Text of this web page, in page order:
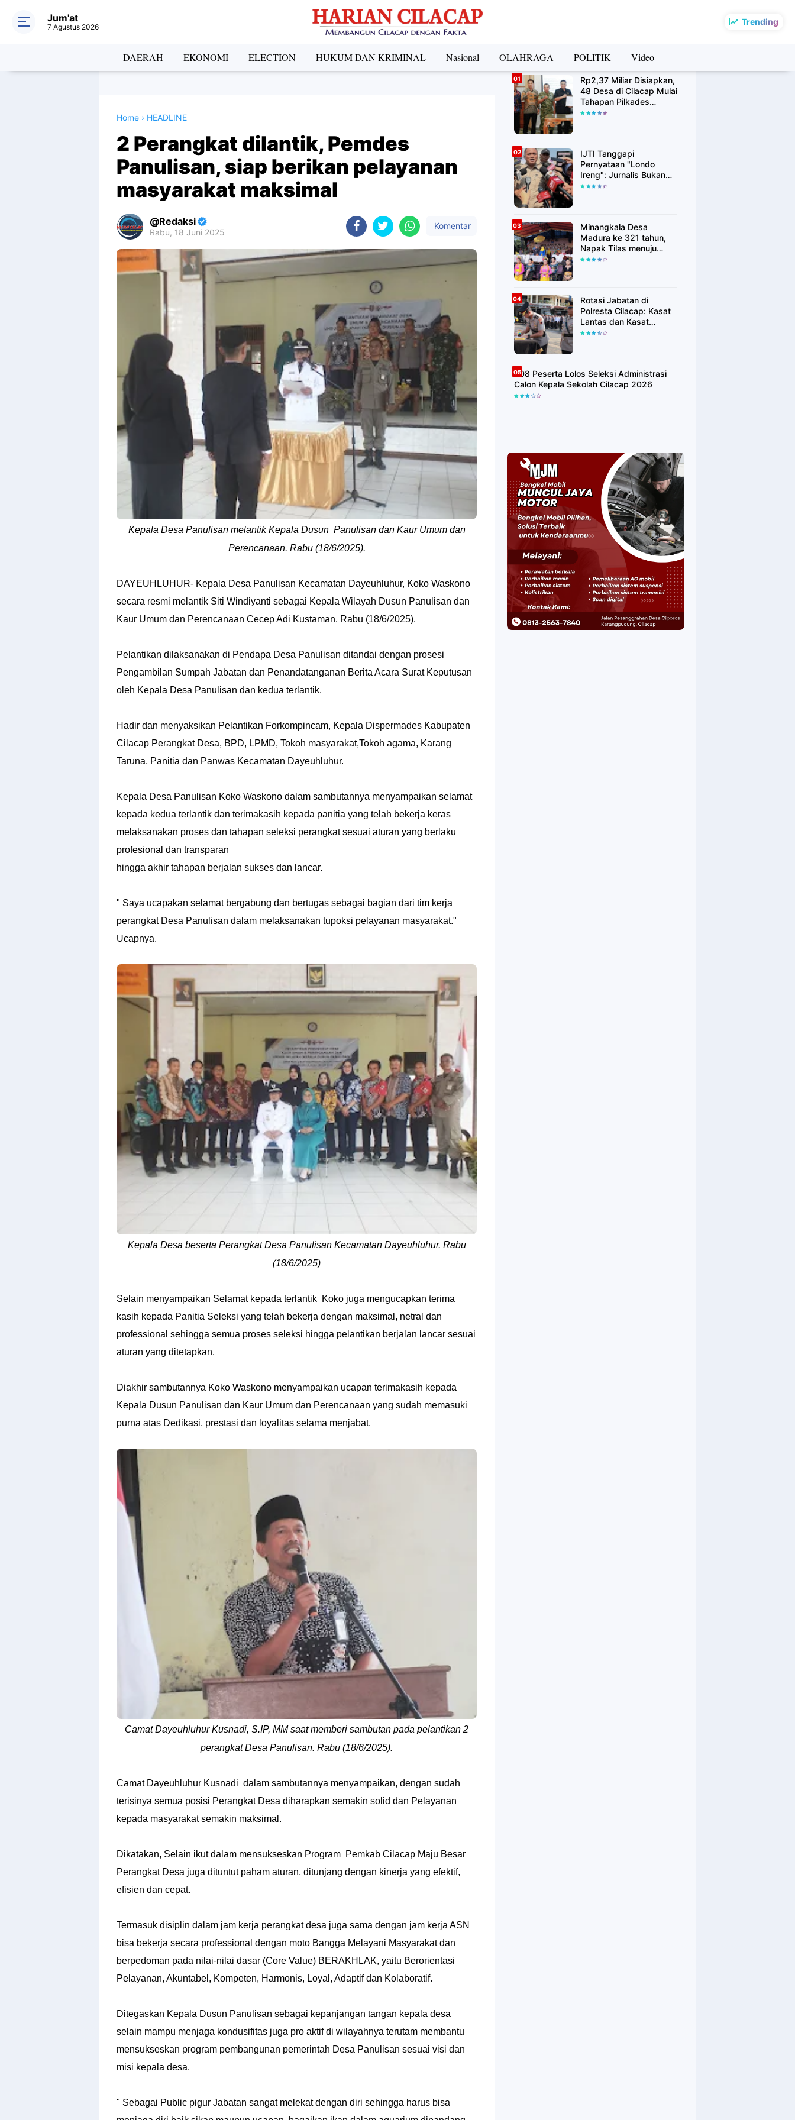
Trending
Jum'at
7 Agustus 2026
DAERAH EKONOMI ELECTION HUKUM DAN KRIMINAL Nasional OLAHRAGA POLITIK Video
Home › HEADLINE
2 Perangkat dilantik, Pemdes
Panulisan, siap berikan pelayanan
masyarakat maksimal
Redaksi
Rabu, 18 Juni 2025
Komentar
Premium
Raushan
Kepala Desa Panulisan melantik Kepala Dusun Panulisan dan Kaur Umum dan
Perencanaan. Rabu (18/6/2025).
DAYEUHLUHUR- Kepala Desa Panulisan Kecamatan Dayeuhluhur, Koko Waskono
secara resmi melantik Siti Windiyanti sebagai Kepala Wilayah Dusun Panulisan dan
Kaur Umum dan Perencanaan Cecep Adi Kustaman. Rabu (18/6/2025).
Pelantikan dilaksanakan di Pendapa Desa Panulisan ditandai dengan prosesi
Pengambilan Sumpah Jabatan dan Penandatanganan Berita Acara Surat Keputusan
oleh Kepala Desa Panulisan dan kedua terlantik.
Hadir dan menyaksikan Pelantikan Forkompincam, Kepala Dispermades Kabupaten
Cilacap Perangkat Desa, BPD, LPMD, Tokoh masyarakat,Tokoh agama, Karang
Taruna, Panitia dan Panwas Kecamatan Dayeuhluhur.
Kepala Desa Panulisan Koko Waskono dalam sambutannya menyampaikan selamat
kepada kedua terlantik dan terimakasih kepada panitia yang telah bekerja keras
melaksanakan proses dan tahapan seleksi perangkat sesuai aturan yang berlaku
profesional dan transparan
hingga akhir tahapan berjalan sukses dan lancar.
" Saya ucapakan selamat bergabung dan bertugas sebagai bagian dari tim kerja
perangkat Desa Panulisan dalam melaksanakan tupoksi pelayanan masyarakat."
Ucapnya.
Kepala Desa beserta Perangkat Desa Panulisan Kecamatan Dayeuhluhur. Rabu
(18/6/2025)
Selain menyampaikan Selamat kepada terlantik Koko juga mengucapkan terima
kasih kepada Panitia Seleksi yang telah bekerja dengan maksimal, netral dan
professional sehingga semua proses seleksi hingga pelantikan berjalan lancar sesuai
aturan yang ditetapkan.
Diakhir sambutannya Koko Waskono menyampaikan ucapan terimakasih kepada
Kepala Dusun Panulisan dan Kaur Umum dan Perencanaan yang sudah memasuki
purna atas Dedikasi, prestasi dan loyalitas selama menjabat.
Camat Dayeuhluhur Kusnadi, S.IP, MM saat memberi sambutan pada pelantikan 2
perangkat Desa Panulisan. Rabu (18/6/2025).
Camat Dayeuhluhur Kusnadi dalam sambutannya menyampaikan, dengan sudah
terisinya semua posisi Perangkat Desa diharapkan semakin solid dan Pelayanan
kepada masyarakat semakin maksimal.
Dikatakan, Selain ikut dalam mensukseskan Program Pemkab Cilacap Maju Besar
Perangkat Desa juga dituntut paham aturan, ditunjang dengan kinerja yang efektif,
efisien dan cepat.
Termasuk disiplin dalam jam kerja perangkat desa juga sama dengan jam kerja ASN
bisa bekerja secara professional dengan moto Bangga Melayani Masyarakat dan
berpedoman pada nilai-nilai dasar (Core Value) BERAKHLAK, yaitu Berorientasi
Pelayanan, Akuntabel, Kompeten, Harmonis, Loyal, Adaptif dan Kolaboratif.
Ditegaskan Kepala Dusun Panulisan sebagai kepanjangan tangan kepala desa
selain mampu menjaga kondusifitas juga pro aktif di wilayahnya terutam membantu
mensukseskan program pembangunan pemerintah Desa Panulisan sesuai visi dan
misi kepala desa.
" Sebagai Public pigur Jabatan sangat melekat dengan diri sehingga harus bisa
Arsip Berita
Rp2,37 Miliar Disiapkan,
48 Desa di Cilacap Mulai
Tahapan Pilkades
Serentak Agustus 2026
IJTI Tanggapi
Pernyataan "Londo
Ireng": Jurnalis Bukan
Kaki Tangan Asing, Pers
Minangkala Desa
Madura ke 321 tahun,
Napak Tilas menuju
Kebangkitan
Rotasi Jabatan di
Polresta Cilacap: Kasat
Lantas dan Kasat
Binmas Resmi Berganti
508 Peserta Lolos Seleksi Administrasi
Calon Kepala Sekolah Cilacap 2026